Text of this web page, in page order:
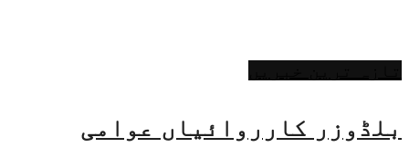
بلڈوزر کارروائیاں عوامی